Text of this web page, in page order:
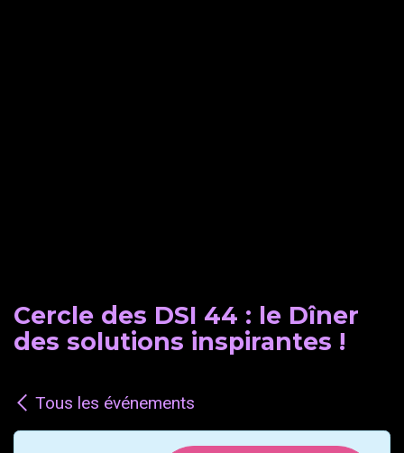
Cercle des DSI 44 : le Dîner
des solutions inspirantes !
Tous les événements